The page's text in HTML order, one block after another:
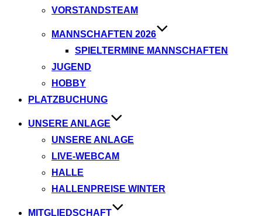
VORSTANDSTEAM
MANNSCHAFTEN 2026
SPIELTERMINE MANNSCHAFTEN
JUGEND
HOBBY
PLATZBUCHUNG
UNSERE ANLAGE
UNSERE ANLAGE
LIVE-WEBCAM
HALLE
HALLENPREISE WINTER
MITGLIEDSCHAFT